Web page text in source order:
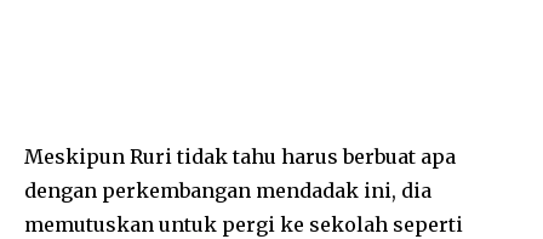
Meskipun Ruri tidak tahu harus berbuat apa
dengan perkembangan mendadak ini, dia
memutuskan untuk pergi ke sekolah seperti